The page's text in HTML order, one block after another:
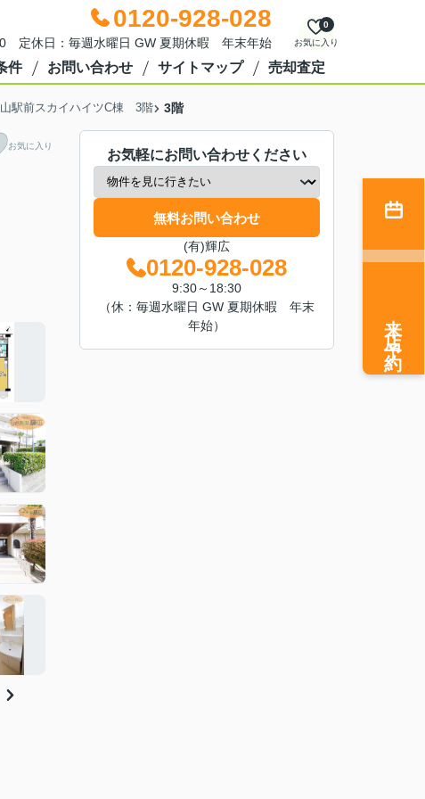
0120-928-028
定休日：毎週水曜日 GW 夏期休暇 年末年始 お気に入り
0
件 お問い合わせ サイトマップ 売却査定
駅前スカイハイツC棟 3階 3階
お気に入り
お気軽にお問い合わせください
無料お問い合わせ
(有)輝広
0120-928-028
9:30～18:30
（休：毎週水曜日 GW 夏期休暇 年末
年始）
来店予約